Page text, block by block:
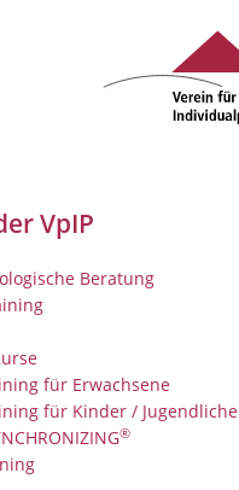
VpIP
Beratung
für Erwachsene
für Kinder / Jugendliche
®